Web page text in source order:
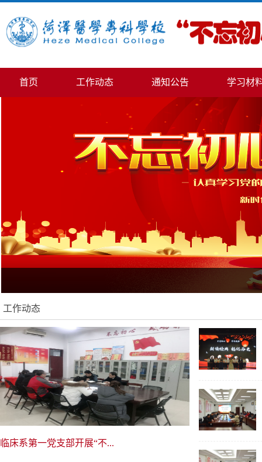
首页 工作动态 通知公告 学习材
工作动态
临床系第一党支部开展“不...